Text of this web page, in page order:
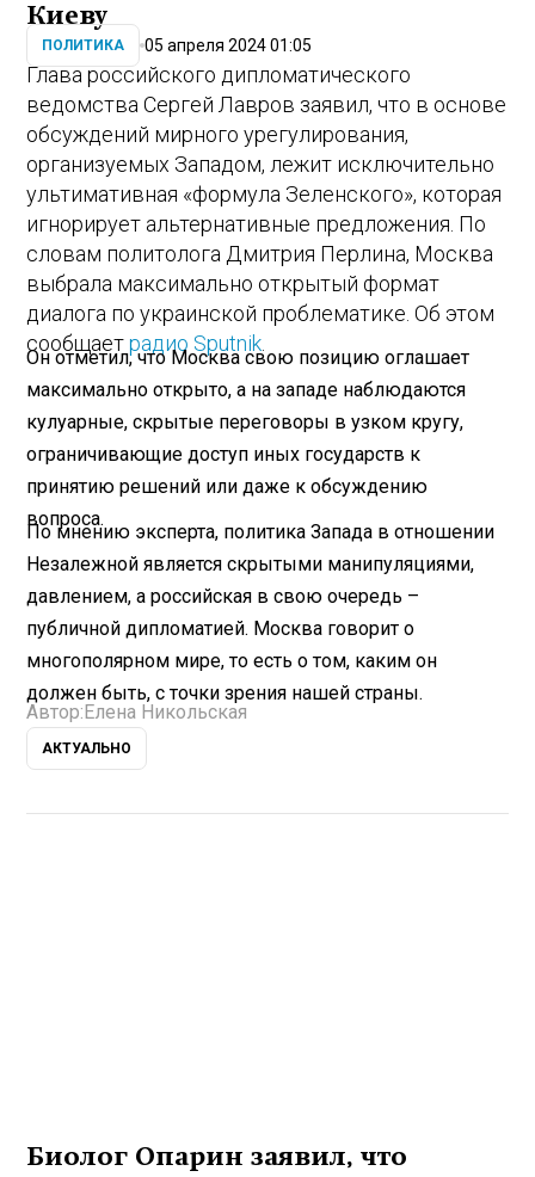
Киеву
ПОЛИТИКА 05 апреля 2024 01:05
Глава российского дипломатического
ведомства Сергей Лавров заявил, что в основе
обсуждений мирного урегулирования,
организуемых Западом, лежит исключительно
ультимативная «формула Зеленского», которая
игнорирует альтернативные предложения. По
словам политолога Дмитрия Перлина, Москва
выбрала максимально открытый формат
диалога по украинской проблематике. Об этом
сообщаетрадио Sputnik
Он отметил, что Москва свою позицию оглашает
максимально открыто, а на западе наблюдаются
кулуарные, скрытые переговоры в узком кругу,
ограничивающие доступ иных государств к
принятию решений или даже к обсуждению
вопроса.
По мнению эксперта, политика Запада в отношении
Незалежной является скрытыми манипуляциями,
давлением, а российская в свою очередь –
публичной дипломатией. Москва говорит о
многополярном мире, то есть о том, каким он
должен быть, с точки зрения нашей страны.
Автор: Елена Никольская
АКТУАЛЬНО
Биолог Опарин заявил, что